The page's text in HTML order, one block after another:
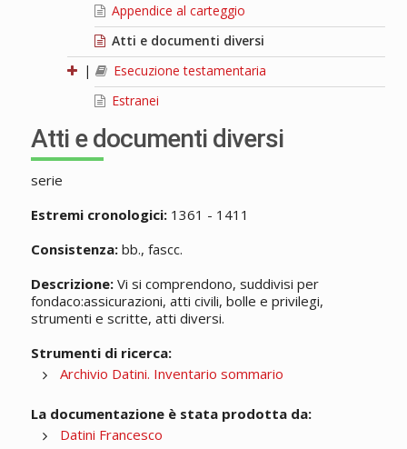
Appendice al carteggio
Atti e documenti diversi
|
Esecuzione testamentaria
Estranei
Atti e documenti diversi
serie
Estremi cronologici:1361 - 1411
Consistenza:bb., fascc.
Descrizione:Vi si comprendono, suddivisi per
fondaco:assicurazioni, atti civili, bolle e privilegi,
strumenti e scritte, atti diversi.
Strumenti di ricerca:
Archivio Datini. Inventario sommario
La documentazione è stata prodotta da:
Datini Francesco